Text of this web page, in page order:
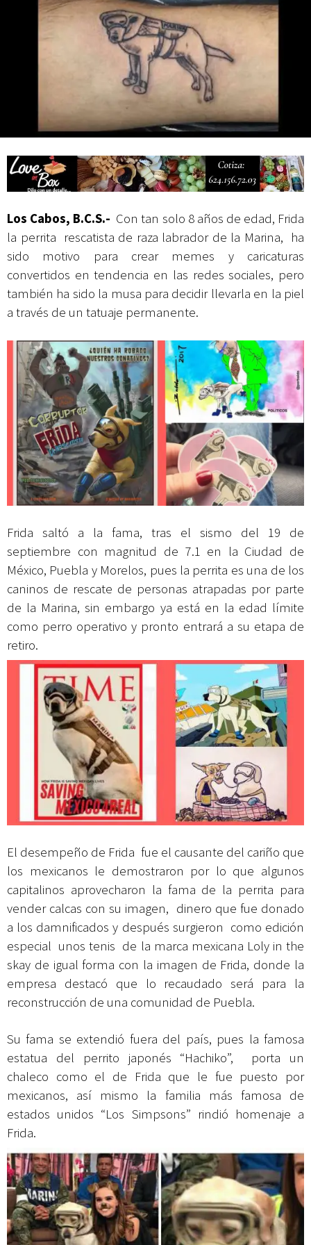
Campesina
Los Cabos, B.C.S.- Con tan solo 8 años de edad, Frida
la perrita rescatista de raza labrador de la Marina, ha
sido motivo para crear memes y caricaturas
convertidos en tendencia en las redes sociales, pero
también ha sido la musa para decidir llevarla en la piel
a través de un tatuaje permanente.
Frida saltó a la fama, tras el sismo del 19 de
septiembre con magnitud de 7.1 en la Ciudad de
México, Puebla y Morelos, pues la perrita es una de los
caninos de rescate de personas atrapadas por parte
de la Marina, sin embargo ya está en la edad límite
como perro operativo y pronto entrará a su etapa de
retiro.
El desempeño de Frida fue el causante del cariño que
los mexicanos le demostraron por lo que algunos
capitalinos aprovecharon la fama de la perrita para
vender calcas con su imagen, dinero que fue donado
a los damnificados y después surgieron como edición
especial unos tenis de la marca mexicana Loly in the
skay de igual forma con la imagen de Frida, donde la
empresa destacó que lo recaudado será para la
reconstrucción de una comunidad de Puebla.
Su fama se extendió fuera del país, pues la famosa
estatua del perrito japonés “Hachiko”, porta un
chaleco como el de Frida que le fue puesto por
mexicanos, así mismo la familia más famosa de
estados unidos “Los Simpsons” rindió homenaje a
Frida.